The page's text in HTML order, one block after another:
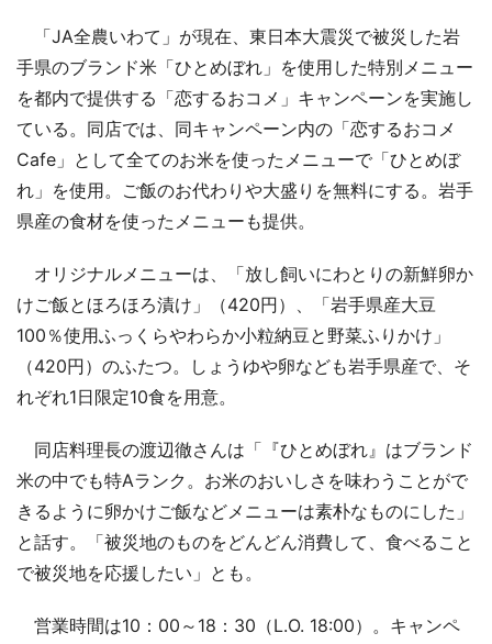
「JA全農いわて」が現在、東日本大震災で被災した岩
手県のブランド米「ひとめぼれ」を使用した特別メニュー
を都内で提供する「恋するおコメ」キャンペーンを実施し
ている。同店では、同キャンペーン内の「恋するおコメ
Cafe」として全てのお米を使ったメニューで「ひとめぼ
れ」を使用。ご飯のお代わりや大盛りを無料にする。岩手
県産の食材を使ったメニューも提供。
オリジナルメニューは、「放し飼いにわとりの新鮮卵か
けご飯とほろほろ漬け」（420円）、「岩手県産大豆
100％使用ふっくらやわらか小粒納豆と野菜ふりかけ」
（420円）のふたつ。しょうゆや卵なども岩手県産で、そ
れぞれ1日限定10食を用意。
同店料理長の渡辺徹さんは「『ひとめぼれ』はブランド
米の中でも特Aランク。お米のおいしさを味わうことがで
きるように卵かけご飯などメニューは素朴なものにした」
と話す。「被災地のものをどんどん消費して、食べること
で被災地を応援したい」とも。
営業時間は10：00～18：30（L.O. 18:00）。キャンペ